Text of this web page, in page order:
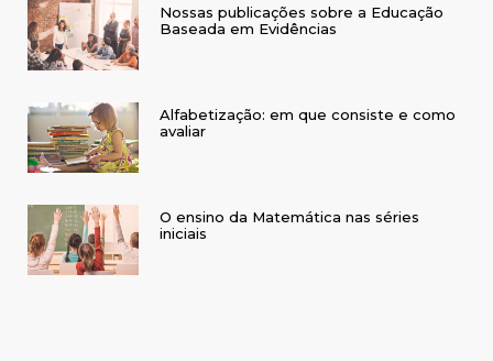
Nossas publicações sobre a Educação
Baseada em Evidências
Alfabetização: em que consiste e como
avaliar
O ensino da Matemática nas séries
iniciais